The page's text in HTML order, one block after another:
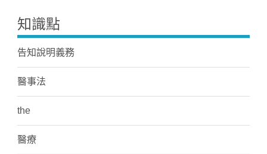
知識點
告知說明義務
醫事法
the
醫療